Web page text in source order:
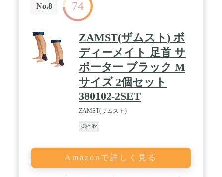
No.8 74
ZAMST(ザムスト) ボ
ディーメイト 足首 サ
ポーター ブラック M
サイズ 2個セット
380102-2SET
ZAMST(ザムスト)
捻挫 靴
Amazonで詳しく見る